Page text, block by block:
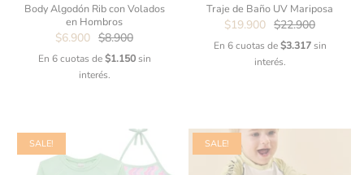
Body Algodón Rib con Volados
en Hombros
$6.900 $8.900
En 6 cuotas de$1.150sin
interés.
Traje de Baño UV Mariposa
$19.900 $22.900
En 6 cuotas de$3.317sin
interés.
SALE! SALE!